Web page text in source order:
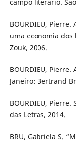
campo literário.
BOURDIEU,
uma economia dos
Zouk, 2006.
BOURDIEU,
Janeiro: Bertrand
BOURDIEU, Pierre.
das Letras, 2014.
BRU, Gabriela S.